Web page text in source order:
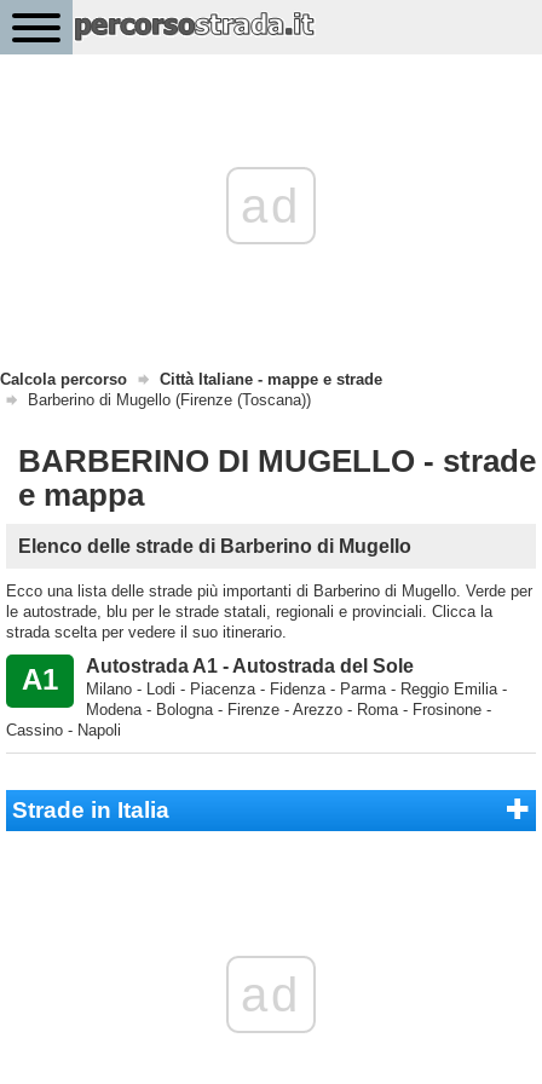
ad
Calcola percorso
Città Italiane - mappe e strade
Barberino di Mugello (Firenze (Toscana))
BARBERINO DI MUGELLO - strade
e mappa
Elenco delle strade di Barberino di Mugello
Ecco una lista delle strade più importanti di Barberino di Mugello. Verde per
le autostrade, blu per le strade statali, regionali e provinciali. Clicca la
strada scelta per vedere il suo itinerario.
A1 Autostrada A1 - Autostrada del Sole
Milano - Lodi - Piacenza - Fidenza - Parma - Reggio Emilia -
Modena - Bologna - Firenze - Arezzo - Roma - Frosinone -
Cassino - Napoli
Strade in Italia
ad